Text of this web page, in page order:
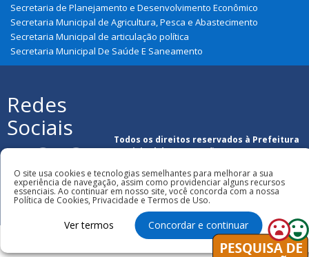
Secretaria de Planejamento e Desenvolvimento Econômico
Secretaria Municipal de Agricultura, Pesca e Abastecimento
Secretaria Municipal de articulação política
Secretaria Municipal De Saúde E Saneamento
Redes
Sociais
Todos os direitos reservados à Prefeitura
Municipal de Araguanã
O site usa cookies e tecnologias semelhantes para melhorar a sua
experiência de navegação, assim como providenciar alguns recursos
essenciais. Ao continuar em nosso site, você concorda com a nossa
Política de Cookies, Privacidade e Termos de Uso.
Ver termos Concordar e continuar